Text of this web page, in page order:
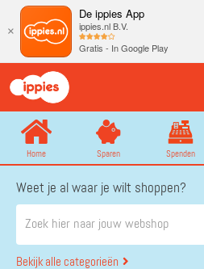
×
De ippies App
ippies.nl B.V.
Gratis - In Google Play
Home Sparen Spenden
Weet je al waar je wilt shoppen?
Bekijk alle categorieën